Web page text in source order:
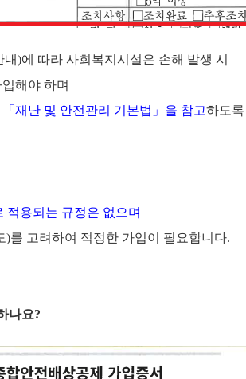
내)에 따라 사회복지시설은 손해 발생 시
해야 하며
「재난 및 안전관리 기본법」을 참고하도
적용되는 규정은 없으며
)를 고려하여 적정한 가입이 필요합니다.
나요?